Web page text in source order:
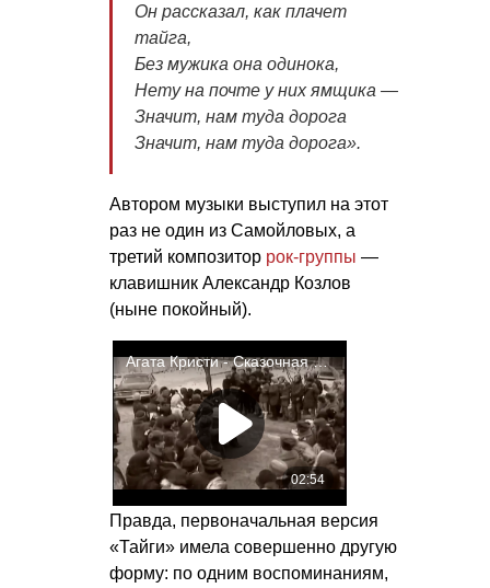
Он рассказал, как плачет
тайга,
Без мужика она одинока,
Нету на почте у них ямщика —
Значит, нам туда дорога
Значит, нам туда дорога».
Автором музыки выступил на этот
раз не один из Самойловых, а
третий композитор рок-группы —
клавишник Александр Козлов
(ныне покойный).
Правда, первоначальная версия
«Тайги» имела совершенно другую
форму: по одним воспоминаниям,